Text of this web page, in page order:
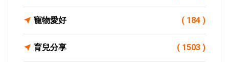
寵物愛好 ( 184 )
育兒分享 ( 1503 )